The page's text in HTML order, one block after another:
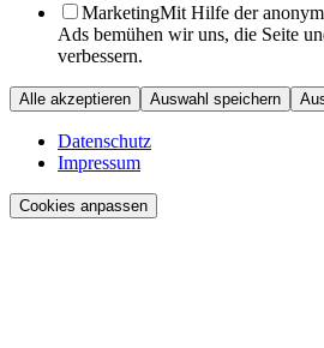
MarketingMit Hilfe der
Ads bemühen wir uns, die Seite
verbessern.
Alle akzeptieren Auswahl speichern
Datenschutz
Impressum
Cookies anpassen